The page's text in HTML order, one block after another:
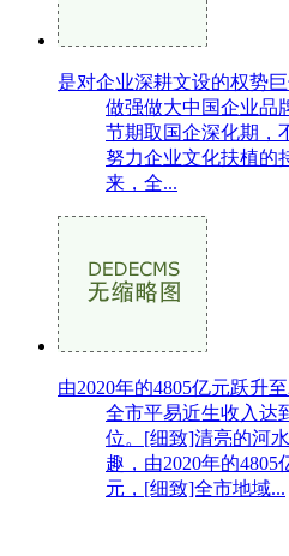
是对企业深耕文设的权势
做强做大中国企业品
节期取国企深化期，
努力企业文化扶植的
来，全...
由2020年的4805亿元跃升
全市平易近生收入达
位。[细致]清亮的河
趣，由2020年的4805
元，[细致]全市地域...